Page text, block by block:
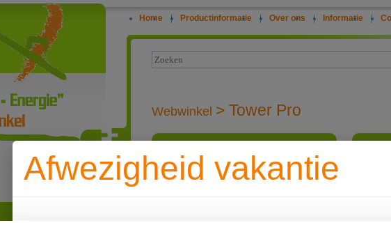
productinformatie
Home | Productinformatie | Over ons | Informatie |
Afwezigheid vakantie
Webwinkel > Tower Pro
Dyness Tower Pro
7.68kWh, bestaande uit: